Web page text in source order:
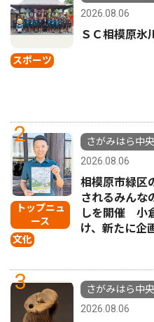
スポーツ
2026.08.06
ＳＣ相模原氷
2
トップニュ
ース
文化
さがみはら中
2026.08.06
相模原市緑区
されるみんな
しを開催 小
け、新たに企
3
さがみはら中
2026.08.06